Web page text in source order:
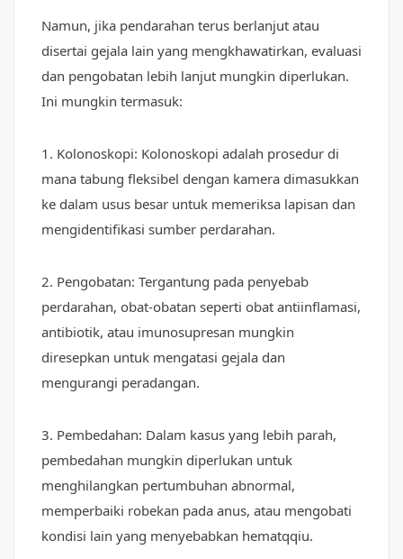
Namun, jika pendarahan terus berlanjut atau
disertai gejala lain yang mengkhawatirkan, evaluasi
dan pengobatan lebih lanjut mungkin diperlukan.
Ini mungkin termasuk:
1. Kolonoskopi: Kolonoskopi adalah prosedur di
mana tabung fleksibel dengan kamera dimasukkan
ke dalam usus besar untuk memeriksa lapisan dan
mengidentifikasi sumber perdarahan.
2. Pengobatan: Tergantung pada penyebab
perdarahan, obat-obatan seperti obat antiinflamasi,
antibiotik, atau imunosupresan mungkin
diresepkan untuk mengatasi gejala dan
mengurangi peradangan.
3. Pembedahan: Dalam kasus yang lebih parah,
pembedahan mungkin diperlukan untuk
menghilangkan pertumbuhan abnormal,
memperbaiki robekan pada anus, atau mengobati
kondisi lain yang menyebabkan hematqqiu.